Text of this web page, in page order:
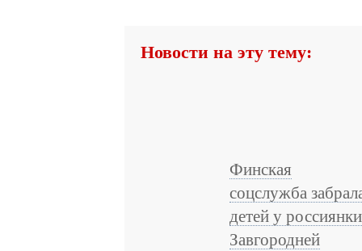
Новости на эту тему:
Финская
соцслужба
детей у россиянки
Завгородней